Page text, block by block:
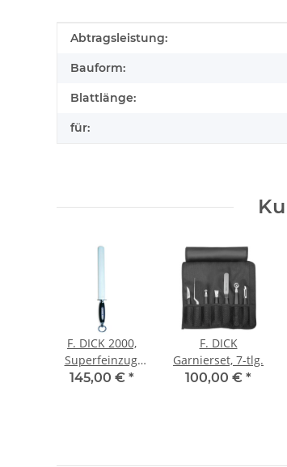
Produkteigenschaft
Wert
Abtragsleistung:
Bauform:
Blattlänge:
für:
F. DICK 2000,
Superfeinzug,
28cm
145,00 € *
F. DICK
Garnierset, 7-tlg.
100,00 € *